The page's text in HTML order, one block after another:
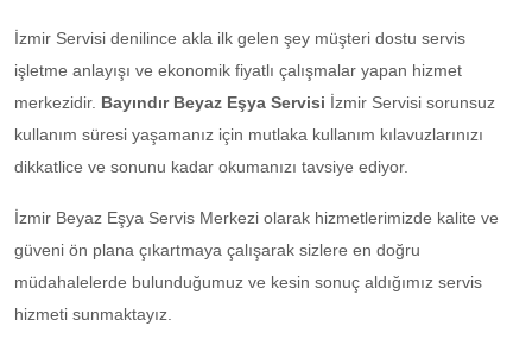
İzmir Servisi denilince akla ilk gelen şey müşteri dostu servis
işletme anlayışı ve ekonomik fiyatlı çalışmalar yapan hizmet
merkezidir. Bayındır Beyaz Eşya Servisi İzmir Servisi sorunsuz
kullanım süresi yaşamanız için mutlaka kullanım kılavuzlarınızı
dikkatlice ve sonunu kadar okumanızı tavsiye ediyor.
İzmir Beyaz Eşya Servis Merkezi olarak hizmetlerimizde kalite ve
güveni ön plana çıkartmaya çalışarak sizlere en doğru
müdahalelerde bulunduğumuz ve kesin sonuç aldığımız servis
hizmeti sunmaktayız.